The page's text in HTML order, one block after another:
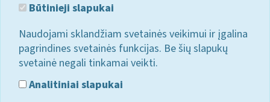
Būtinieji slapukai
Naudojami sklandžiam svetainės veikimui ir įgalina
pagrindines svetainės funkcijas. Be šių slapukų
svetainė negali tinkamai veikti.
Analitiniai slapukai